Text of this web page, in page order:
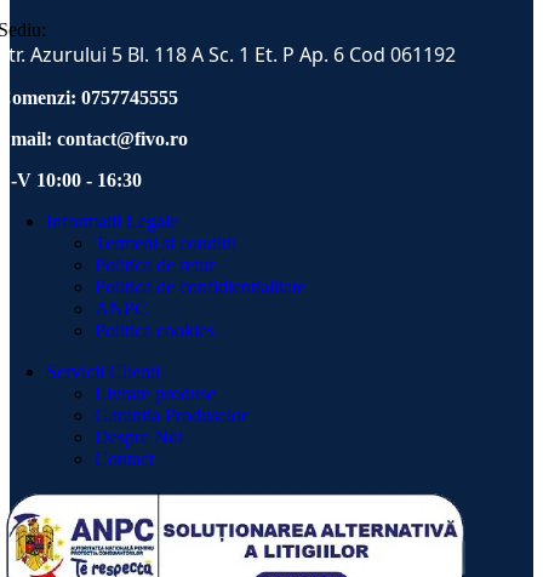
Azurului 5 Bl. 118 A Sc. 1 Et. P Ap. 6 Cod 061192
0757745555
contact@fivo.ro
V 10:00 - 16:30
Informatii Legale
Termeni si conditii
Politica de retur
Politica de confidientialitate
ANPC
Politica cookies
Servicii Clienti
Livrare produse
Garantia Produselor
Despre Noi
Contact